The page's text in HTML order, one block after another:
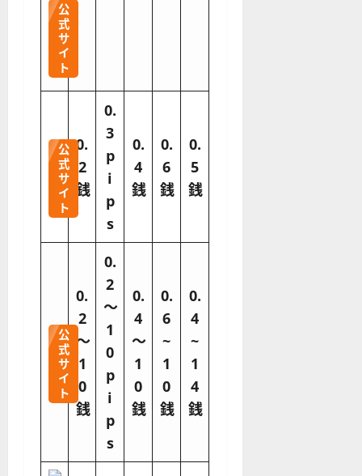
公
式
サ
イ
ト
公
式
サ
イ
ト
0.
2
銭
0.
3
p
i
p
s
0.
4
銭
0.
6
銭
0.
5
銭
公
式
サ
イ
ト
0.
2
〜
1
0
銭
0.
2
〜
1
0
p
i
p
s
0.
4
〜
1
0
銭
0.
6
~
1
0
銭
0.
4
~
1
4
銭